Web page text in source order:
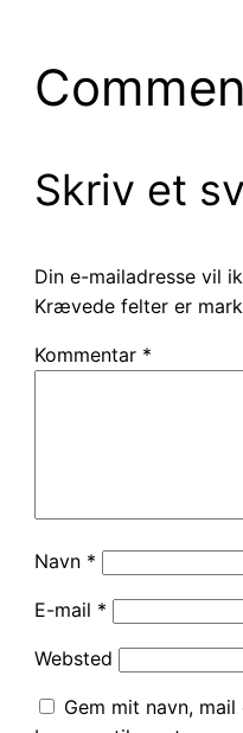
Skriv et
Din e-mailadresse vil
Krævede felter er
Kommentar *
Navn *
E-mail *
Websted
Gem mit navn,